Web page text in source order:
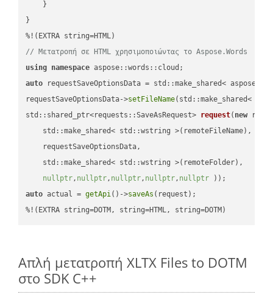
    }
}
// Μετατροπή σε HTML χρησιμοποιώντας το Aspose.Words
using namespace
auto requestSaveOptionsData = std::make_shared<
requestSaveOptionsData->setFileName(std::make_shared<
std::shared_ptr<requests::SaveAsRequest> request( new
    std::make_shared< std::wstring >(remoteFileName),
    requestSaveOptionsData,
    std::make_shared< std::wstring >(remoteFolder),
nullptr, nullptr, nullptr, nullptr, nullptr ))
auto actual = getApi()->saveAs (request);
%!(EXTRA string=DOTM, string=HTML, string=DOTM)
Απλή μετατροπή XLTX Files to DOTM
στο SDK C++